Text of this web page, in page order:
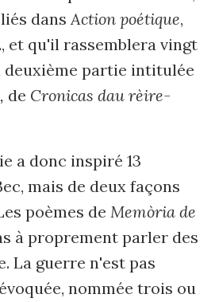
dans Action poétique,
et qu'il rassemblera vingt
deuxième partie intitulée
de Cronicas dau rèire-
a donc inspiré 13
mais de deux façons
poèmes de Memòria de
à proprement parler des
La guerre n'est pas
nommée trois ou